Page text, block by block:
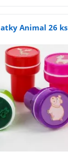
Animal 26 ks